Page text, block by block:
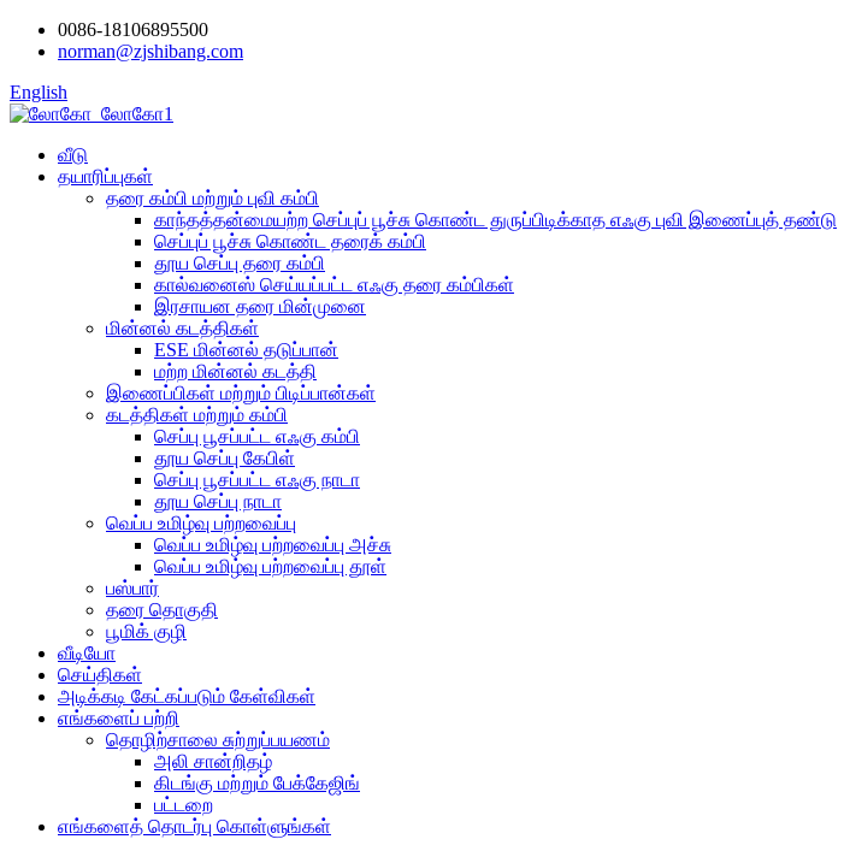
0086-18106895500
norman@zjshibang.com
English
வீடு
தயாரிப்புகள்
தரை கம்பி மற்றும் புவி கம்பி
காந்தத்தன்மையற்ற செப்புப் பூச்சு கொண்ட துருப்பிடிக்காத எஃகு புவி இணைப்புத் தண்டு
செப்புப் பூச்சு கொண்ட தரைக் கம்பி
தூய செப்பு தரை கம்பி
கால்வனைஸ் செய்யப்பட்ட எஃகு தரை கம்பிகள்
இரசாயன தரை மின்முனை
மின்னல் கடத்திகள்
ESE மின்னல் தடுப்பான்
மற்ற மின்னல் கடத்தி
இணைப்பிகள் மற்றும் பிடிப்பான்கள்
கடத்திகள் மற்றும் கம்பி
செப்பு பூசப்பட்ட எஃகு கம்பி
தூய செப்பு கேபிள்
செப்பு பூசப்பட்ட எஃகு நாடா
தூய செப்பு நாடா
வெப்ப உமிழ்வு பற்றவைப்பு
வெப்ப உமிழ்வு பற்றவைப்பு அச்சு
வெப்ப உமிழ்வு பற்றவைப்பு தூள்
பஸ்பார்
தரை தொகுதி
பூமிக் குழி
வீடியோ
செய்திகள்
அடிக்கடி கேட்கப்படும் கேள்விகள்
எங்களைப் பற்றி
தொழிற்சாலை சுற்றுப்பயணம்
அலி சான்றிதழ்
கிடங்கு மற்றும் பேக்கேஜிங்
பட்டறை
எங்களைத் தொடர்பு கொள்ளுங்கள்